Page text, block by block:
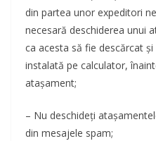
din partea unor expeditori
necesară deschiderea unui
ca acesta să fie descărcat
instalată pe calculator,
ataşament;
– Nu deschideţi
din mesajele spam;